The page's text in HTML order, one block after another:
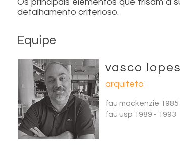
detalhamento criterioso.
Equipe
vasco lopes
arquiteto
fau mackenzie 1985
fau usp 1989 - 1993